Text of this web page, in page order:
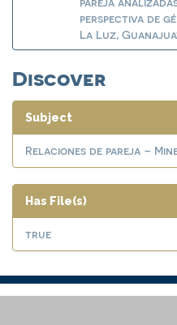
perspectiva de
La Luz,
Discover
Subject
Relaciones de pareja –
Has File(s)
true